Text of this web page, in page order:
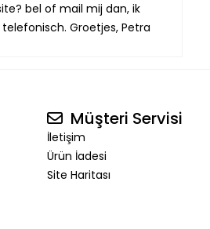
bel of mail mij dan, ik
Groetjes, Petra
Müşteri Servisi
İletişim
Ürün İadesi
Site Haritası